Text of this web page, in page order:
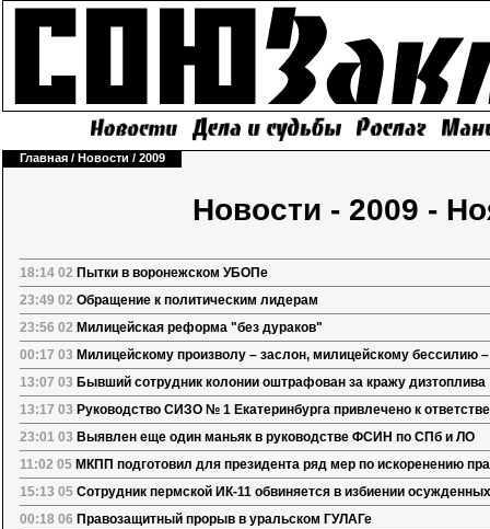
Главная / Новости / 2009
Новости - 2009 -
18:14 02 Пытки в воронежском УБОПе
23:49 02 Обращение к политическим лидерам
23:56 02 Милицейская реформа "без дураков"
00:17 03 Милицейскому произволу – заслон, милицейскому бессилию
13:07 03 Бывший сотрудник колонии оштрафован за кражу дизтоплива
13:17 03 Руководство СИЗО № 1 Екатеринбурга привлечено к
23:01 03 Выявлен еще один маньяк в руководстве ФСИН по СПб и ЛО
11:02 05 МКПП подготовил для президента ряд мер по искоренению
15:13 05 Сотрудник пермской ИК-11 обвиняется в избиении осужденных
00:18 06 Правозащитный прорыв в уральском ГУЛАГе